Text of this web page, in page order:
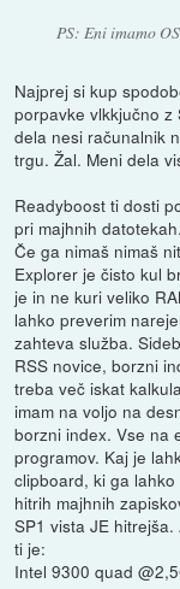
PS: Eni imamo
Najprej si kup
porpavke vlkkjučno
dela nesi računalnik
trgu. Žal. Meni dela
Readyboost ti dosti
pri majhnih
Če ga nimaš nimaš
Explorer je čisto kul
je in ne kuri veliko
lahko preverim
zahteva služba.
RSS novice, borzni
treba več iskat
imam na voljo na
borzni index. Vse na
programov. Kaj je
clipboard, ki ga
hitrih majhnih
SP1 vista JE
ti je:
Intel 9300 quad